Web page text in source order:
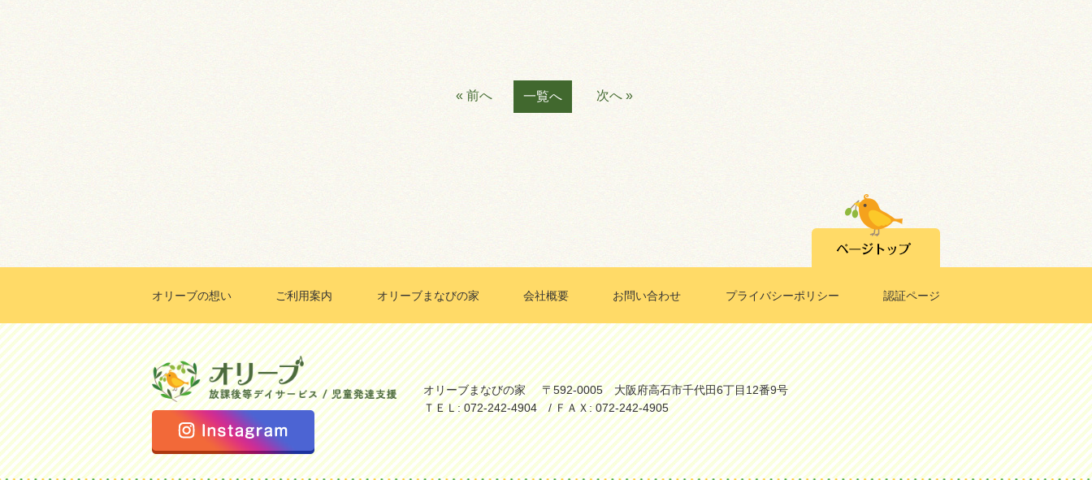
« 前へ 一覧へ 次へ »
オリーブの想い ご利用案内 オリーブまなびの家 会社概要 お問い合わせ プライバシーポリシー 認証ページ
オリーブまなびの家
〒592-0005 大阪府高石市千代田6丁目12番9号
ＴＥＬ: 072-242-4904 / ＦＡＸ: 072-242-4905